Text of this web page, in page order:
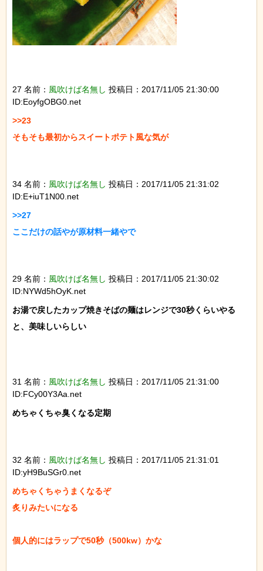
27 名前： 風吹けば名無し 投稿日：2017/11/05 21:30:00
ID:EoyfgOBG0.net
>>23
そもそも最初からスイートポテト風な気が
34 名前： 風吹けば名無し 投稿日：2017/11/05 21:31:02
ID:E+iuT1N00.net
>>27
ここだけの話やが原材料一緒やで
29 名前： 風吹けば名無し 投稿日：2017/11/05 21:30:02
ID:NYWd5hOyK.net
お湯で戻したカップ焼きそばの麺はレンジで30秒くらいやる
と、美味しいらしい
31 名前： 風吹けば名無し 投稿日：2017/11/05 21:31:00
ID:FCy00Y3Aa.net
めちゃくちゃ臭くなる定期
32 名前： 風吹けば名無し 投稿日：2017/11/05 21:31:01
ID:yH9BuSGr0.net
めちゃくちゃうまくなるぞ
炙りみたいになる
個人的にはラップで50秒（500kw）かな